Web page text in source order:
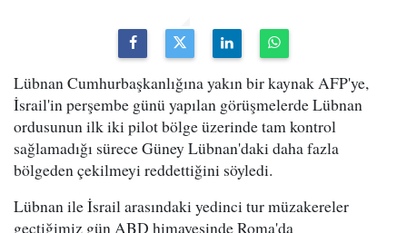
Lübnan Cumhurbaşkanlığına yakın bir kaynak AFP'ye,
İsrail'in perşembe günü yapılan görüşmelerde Lübnan
ordusunun ilk iki pilot bölge üzerinde tam kontrol
sağlamadığı sürece Güney Lübnan'daki daha fazla
bölgeden çekilmeyi reddettiğini söyledi.
Lübnan ile İsrail arasındaki yedinci tur müzakereler
geçtiğimiz gün ABD himayesinde Roma'da